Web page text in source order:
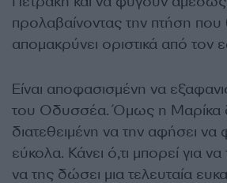
προλαβαίνοντας την πτήση
απομακρύνει οριστικά από τον
Είναι αποφασισμένη να
του Οδυσσέα. Όμως η Μαρίκα
διατεθειμένη να την αφήσει να
εύκολα. Κάνει ό,τι μπορεί για να
να της δώσει μια τελευταία